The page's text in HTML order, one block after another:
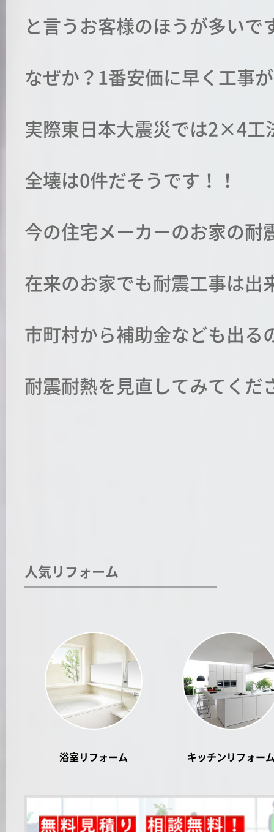
と言うお客様のほうが多いで
なぜか？1番安価に早く工事
実際東日本大震災では2×4工
全壊は0件だそうです！！
今の住宅メーカーのお家の
在来のお家でも耐震工事は出
市町村から補助金なども出る
耐震耐熱を見直してみてくだ
人気リフォーム
浴室リフォーム キッチンリフォー